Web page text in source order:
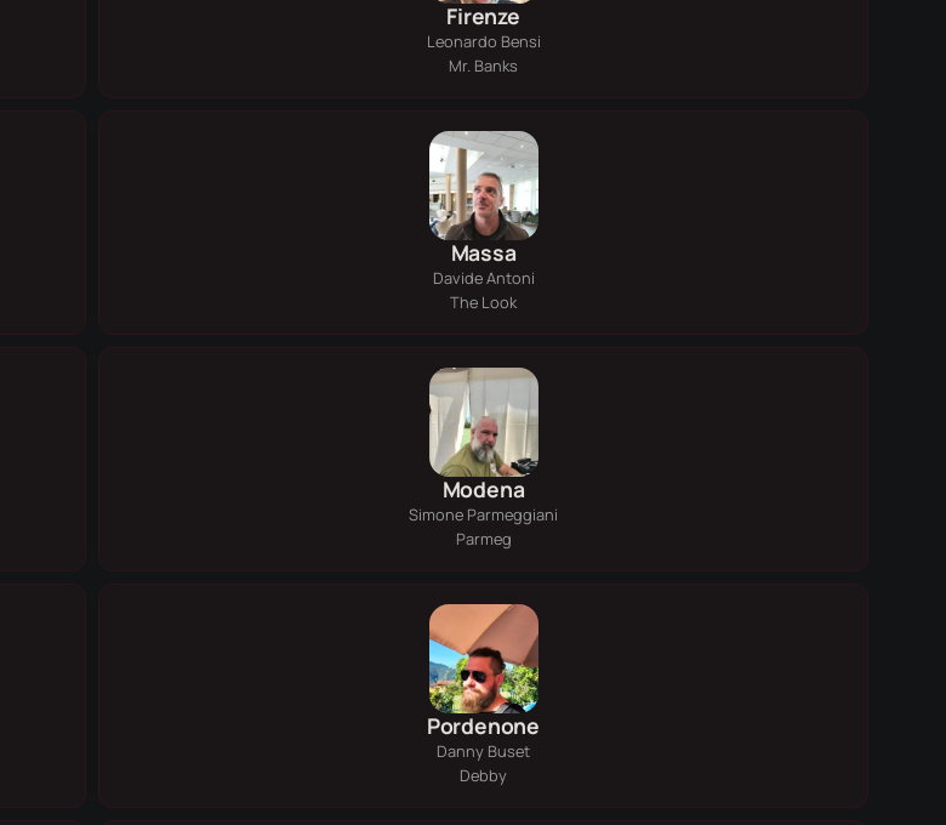
Firenze
Leonardo Bensi
Mr. Banks
Massa
Davide Antoni
The Look
Modena
Simone Parmeggiani
Parmeg
Pordenone
Danny Buset
Debby